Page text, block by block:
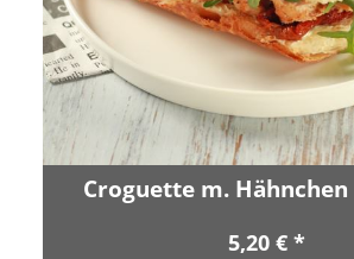
Croguette m. Hähnchen
5,20 € *